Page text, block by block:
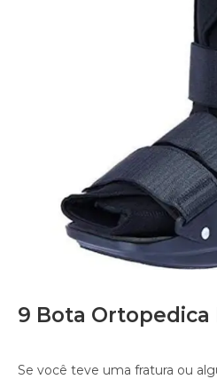
9 Bota Ortopedica
Se você teve uma fratura ou